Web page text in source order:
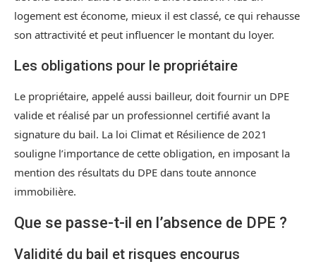
logement est économe, mieux il est classé, ce qui rehausse
son attractivité et peut influencer le montant du loyer.
Les obligations pour le propriétaire
Le propriétaire, appelé aussi bailleur, doit fournir un DPE
valide et réalisé par un professionnel certifié avant la
signature du bail. La loi Climat et Résilience de 2021
souligne l’importance de cette obligation, en imposant la
mention des résultats du DPE dans toute annonce
immobilière.
Que se passe-t-il en l’absence de DPE ?
Validité du bail et risques encourus